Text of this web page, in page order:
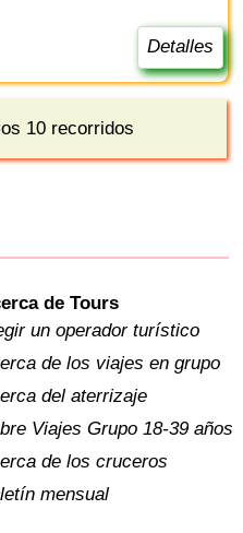
Detalles
10 recorridos
de Tours
un operador turístico
de los viajes en grupo
del aterrizaje
Viajes Grupo 18-39 años
de los cruceros
mensual